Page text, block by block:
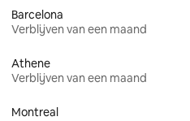
Barcelona
Verblijven van een maand
Athene
Verblijven van een maand
Montreal